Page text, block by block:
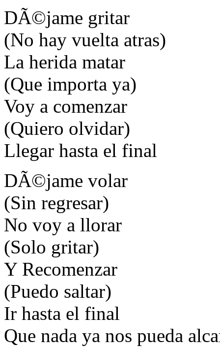
DÃ©jame gritar
(No hay vuelta atras)
La herida matar
(Que importa ya)
Voy a comenzar
(Quiero olvidar)
Llegar hasta el final
DÃ©jame volar
(Sin regresar)
No voy a llorar
(Solo gritar)
Y Recomenzar
(Puedo saltar)
Ir hasta el final
Que nada ya nos pueda